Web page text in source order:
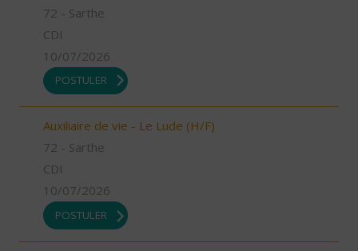
72 - Sarthe
CDI
10/07/2026
POSTULER
Auxiliaire de vie - Le Lude (H/F)
72 - Sarthe
CDI
10/07/2026
POSTULER